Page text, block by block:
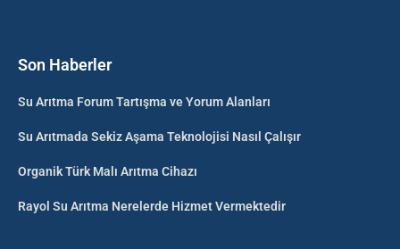
Son Haberler
Su Arıtma Forum Tartışma ve Yorum Alanları
Su Arıtmada Sekiz Aşama Teknolojisi Nasıl Çalışır
Organik Türk Malı Arıtma Cihazı
Rayol Su Arıtma Nerelerde Hizmet Vermektedir